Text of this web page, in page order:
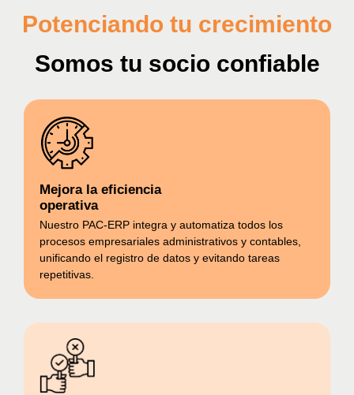
Potenciando tu crecimiento
Somos tu socio confiable
Mejora la eficiencia
operativa
Nuestro PAC-ERP integra y automatiza todos los
procesos empresariales administrativos y contables,
unificando el registro de datos y evitando tareas
repetitivas.
PAC-ERP® Asistente